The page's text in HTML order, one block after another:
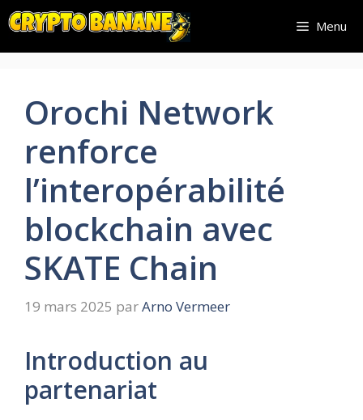
Aller
au
contenu
Menu
Orochi Network
renforce
l’interopérabilité
blockchain avec
SKATE Chain
19 mars 2025 parArno Vermeer
Introduction au
partenariat